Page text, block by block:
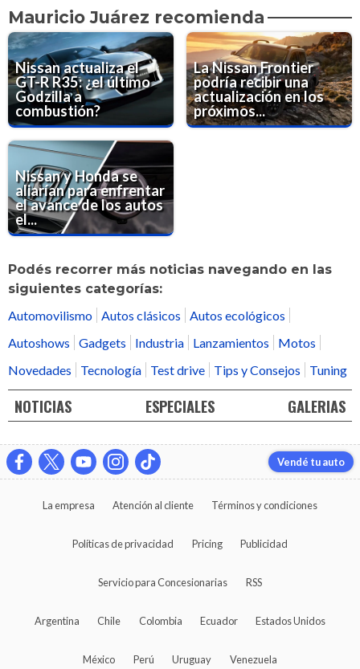
Mauricio Juárez recomienda
Nissan actualiza el
GT-R R35: ¿el último
Godzilla a
combustión?
La Nissan Frontier
podría recibir una
actualización en los
próximos...
Nissan y Honda se
aliarían para enfrentar
el avance de los autos
el...
Podés recorrer más noticias navegando en las
siguientes categorías:
Automovilismo Autos clásicos
Autos ecológicos
Autoshows
Gadgets Industria Lanzamientos
Motos
Novedades
Tecnología Test drive Tips y Consejos Tuning
NOTICIAS ESPECIALES GALERIAS
Vendé tu auto
La empresa Atención al cliente Términos y condiciones
Políticas de privacidad Pricing Publicidad
Servicio para Concesionarias RSS
Argentina Chile Colombia Ecuador Estados Unidos
México Perú Uruguay Venezuela